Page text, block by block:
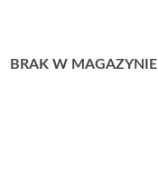
BRAK W MAGAZYNIE